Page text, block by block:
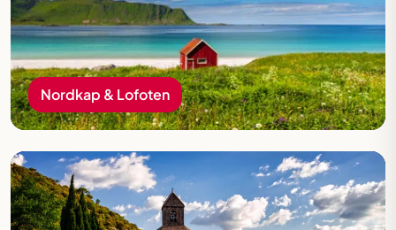
Nordkap & Lofoten
Faszination Lavendel